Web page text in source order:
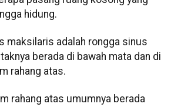
hidung.
maksilaris adalah rongga sinus
berada di bawah mata dan di
rahang atas.
rahang atas umumnya berada